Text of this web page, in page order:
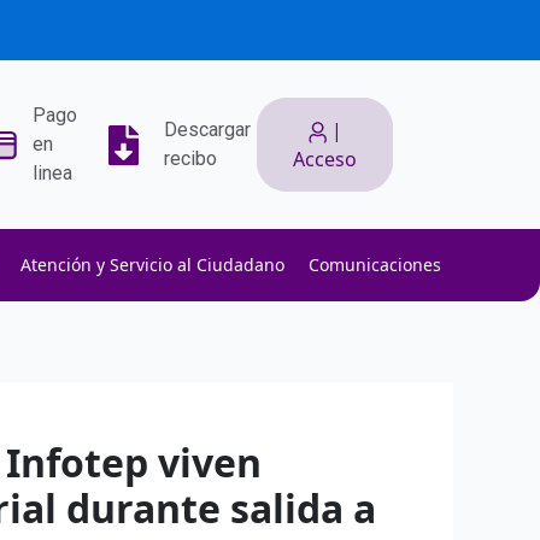
Pago
en
linea
Descargar
recibo
|
Acceso
Atención y Servicio al Ciudadano Comunicaciones
Infotep viven
durante salida a